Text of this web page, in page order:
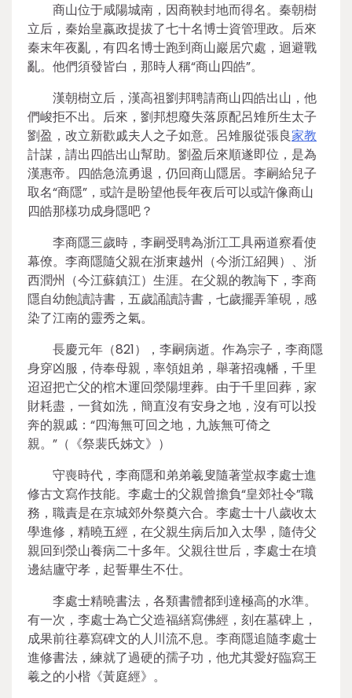
商山位于咸陽城南，因商鞅封地而得名。秦朝樹
立后，秦始皇嬴政提拔了七十名博士資管理政。后來
秦末年夜亂，有四名博士跑到商山巖居穴處，迴避戰
亂。他們須發皆白，那時人稱“商山四皓”。
漢朝樹立后，漢高祖劉邦聘請商山四皓出山，他
們峻拒不出。后來，劉邦想廢失落原配呂雉所生太子
劉盈，改立新歡戚夫人之子如意。呂雉服從張良家教
計謀，請出四皓出山幫助。劉盈后來順遂即位，是為
漢惠帝。四皓急流勇退，仍回商山隱居。李嗣給兒子
取名“商隱”，或許是盼望他長年夜后可以或許像商山
四皓那樣功成身隱吧？
李商隱三歲時，李嗣受聘為浙江工具兩道察看使
幕僚。李商隱隨父親在浙東越州（今浙江紹興）、浙
西潤州（今江蘇鎮江）生涯。在父親的教誨下，李商
隱自幼飽讀詩書，五歲誦讀詩書，七歲擺弄筆硯，感
染了江南的靈秀之氣。
長慶元年（821），李嗣病逝。作為宗子，李商隱
身穿凶服，侍奉母親，率領姐弟，舉著招魂幡，千里
迢迢把亡父的棺木運回滎陽埋葬。由于千里回葬，家
財耗盡，一貧如洗，簡直沒有安身之地，沒有可以投
奔的親戚：“四海無可回之地，九族無可倚之
親。”（《祭裴氏姊文》）
守喪時代，李商隱和弟弟羲叟隨著堂叔李處士進
修古文寫作技能。李處士的父親曾擔負“皇郊社令”職
務，職責是在京城郊外祭奠六合。李處士十八歲收太
學進修，精曉五經，在父親生病后加入太學，隨侍父
親回到滎山養病二十多年。父親往世后，李處士在墳
邊結廬守孝，起誓畢生不仕。
李處士精曉書法，各類書體都到達極高的水準。
有一次，李處士為亡父造福繕寫佛經，刻在墓碑上，
成果前往摹寫碑文的人川流不息。李商隱追隨李處士
進修書法，練就了過硬的孺子功，他尤其愛好臨寫王
羲之的小楷《黃庭經》。